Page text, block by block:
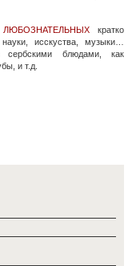
кратко
исскуства, музыки…
сербскими блюдами, как
и т.д.